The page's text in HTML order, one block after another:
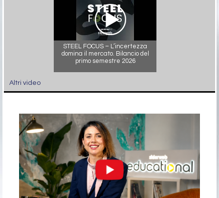
STEEL FOCUS – L’incertezza
domina il mercato. Bilancio del
primo semestre 2026
Altri video